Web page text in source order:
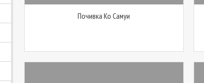
Почивка Ко Самуи